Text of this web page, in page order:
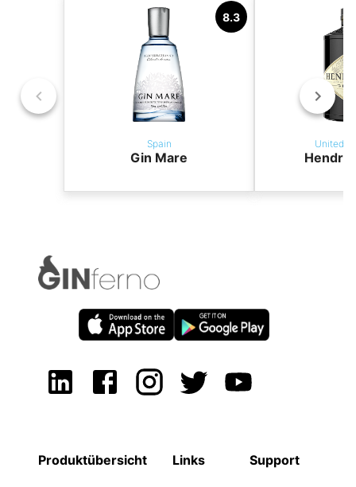
8.3
Spain
Gin Mare
United
Produktübersicht Links Support